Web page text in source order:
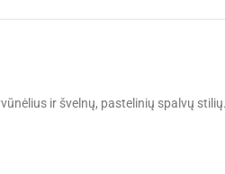
ir švelnų, pastelinių spalvų